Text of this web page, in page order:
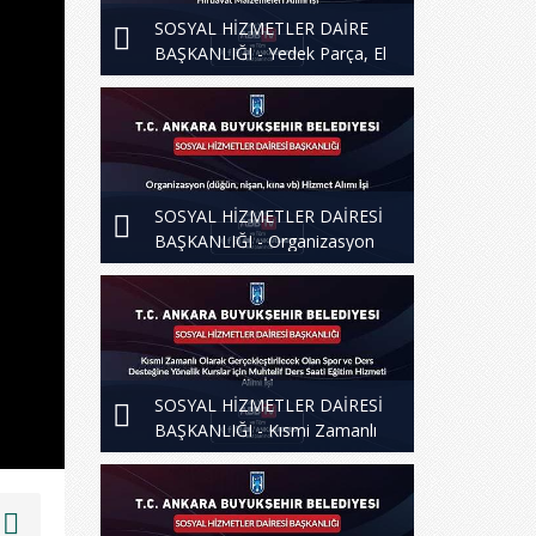
SOSYAL HİZMETLER DAİRE
BAŞKANLIĞI - Yedek Parça, El
Aletleri ve Muhtelif HIrdavat
Mal. AlImI işi
SOSYAL HİZMETLER DAİRESİ
BAŞKANLIĞI - Organizasyon
(düğün, nişan, kına vb) Hizmet
Alımı İşi
SOSYAL HİZMETLER DAİRESİ
BAŞKANLIĞI - Kısmi Zamanlı
Olarak Gerçekleştirilecek Olan
Spor ve Ders Desteğine Yönelik
Kurslar için Muhtelif Ders Saati
Eğitim Hizmeti Alımı İşi